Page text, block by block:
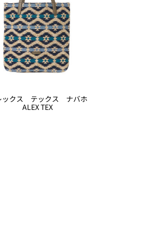
ックス テックス ナバホ
ALEX TEX